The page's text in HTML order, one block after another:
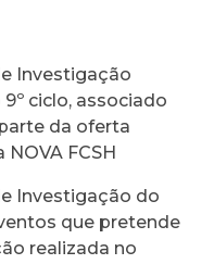
Investigação
9º ciclo, associado
da oferta
FCSH
Investigação do
que pretende
realizada no